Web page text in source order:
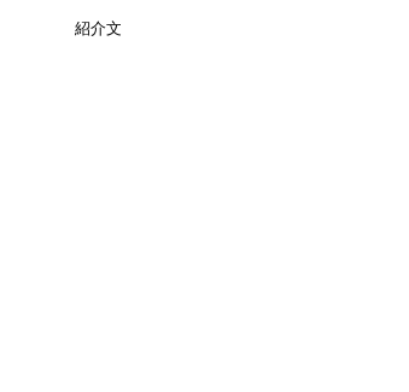
紹介文